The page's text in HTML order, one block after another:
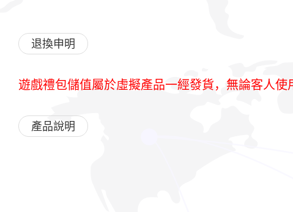
退換申明
遊戲禮包儲值屬於虛擬產品一經發貨，無論客人
產品說明